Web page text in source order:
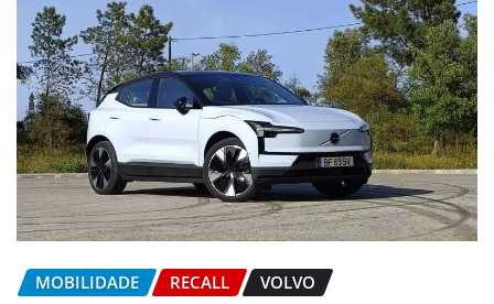
MOBILIDADE RECALL VOLVO